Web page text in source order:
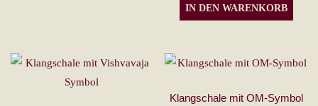
mehrere
Optionen
IN DEN WARENKORB
Klangschale mit OM-Symbol